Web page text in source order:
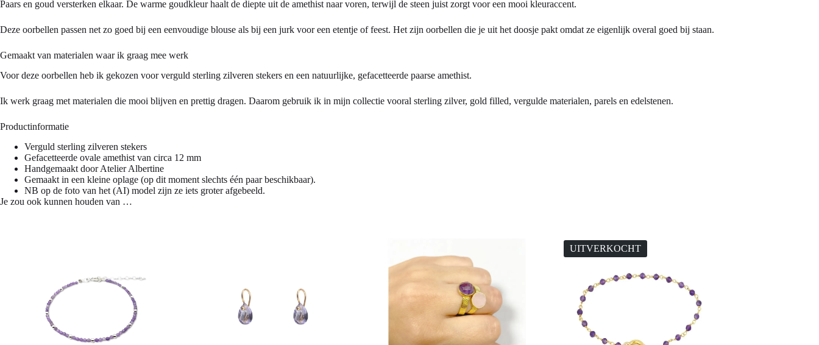
Paars en goud versterken elkaar. De warme goudkleur haalt de diepte uit de amethist naar voren, terwijl de steen juist zorgt voor een mooi kleuraccent.
Deze oorbellen passen net zo goed bij een eenvoudige blouse als bij een jurk voor een etentje of feest. Het zijn oorbellen die je uit het doosje pakt omdat ze eigenlijk overal goed bij staan.
Gemaakt van materialen waar ik graag mee werk
Voor deze oorbellen heb ik gekozen voor verguld sterling zilveren stekers en een natuurlijke, gefacetteerde paarse amethist.
Ik werk graag met materialen die mooi blijven en prettig dragen. Daarom gebruik ik in mijn collectie vooral sterling zilver, gold filled, vergulde materialen, parels en edelstenen.
Productinformatie
Verguld sterling zilveren stekers
Gefacetteerde ovale amethist van circa 12 mm
Handgemaakt door Atelier Albertine
Gemaakt in een kleine oplage (op dit moment slechts één paar beschikbaar).
NB op de foto van het (AI) model zijn ze iets groter afgebeeld.
Je zou ook kunnen houden van …
UITVERKOCHT